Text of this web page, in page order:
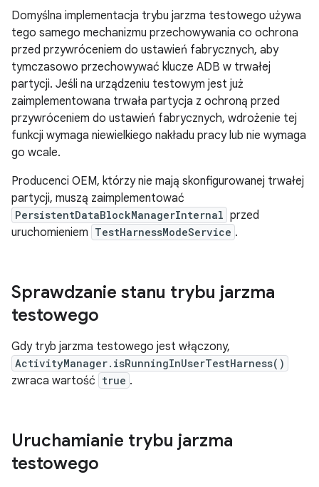
Domyślna implementacja trybu jarzma testowego używa
tego samego mechanizmu przechowywania co ochrona
przed przywróceniem do ustawień fabrycznych, aby
tymczasowo przechowywać klucze ADB w trwałej
partycji. Jeśli na urządzeniu testowym jest już
zaimplementowana trwała partycja z ochroną przed
przywróceniem do ustawień fabrycznych, wdrożenie tej
funkcji wymaga niewielkiego nakładu pracy lub nie wymaga
go wcale.
Producenci OEM, którzy nie mają skonfigurowanej trwałej
partycji, muszą zaimplementować
PersistentDataBlockManagerInternal przed
uruchomieniem TestHarnessModeService .
Sprawdzanie stanu trybu jarzma
testowego
Gdy tryb jarzma testowego jest włączony,
ActivityManager.isRunningInUserTestHarness()
zwraca wartość true .
Uruchamianie trybu jarzma
testowego